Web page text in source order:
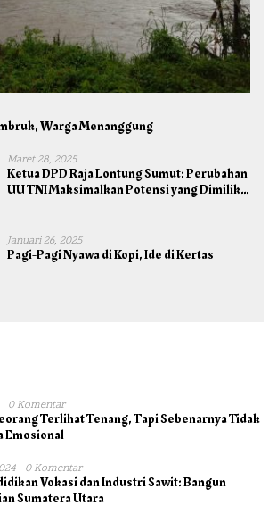
Warga Menanggung
Maret 28, 2025
Ketua DPD Raja Lontung Sumut: Perubahan
UU TNI Maksimalkan Potensi yang Dimiliki
Januari 26, 2025
Pagi-Pagi Nyawa di Kopi, Ide di Kertas
0 Komentar
Terlihat Tenang, Tapi Sebenarnya Tidak
Emosional
0 Komentar
Vokasi dan Industri Sawit: Bangun
Sumatera Utara